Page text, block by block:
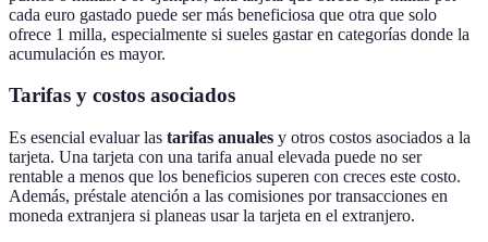
cada euro gastado puede ser más beneficiosa que otra que solo
ofrece 1 milla, especialmente si sueles gastar en categorías donde la
acumulación es mayor.
Tarifas y costos asociados
Es esencial evaluar las tarifas anuales y otros costos asociados a la
tarjeta. Una tarjeta con una tarifa anual elevada puede no ser
rentable a menos que los beneficios superen con creces este costo.
Además, préstale atención a las comisiones por transacciones en
moneda extranjera si planeas usar la tarjeta en el extranjero.